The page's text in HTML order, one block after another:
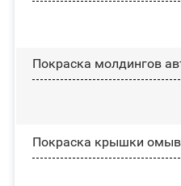
Покраска молдингов
Покраска крышки